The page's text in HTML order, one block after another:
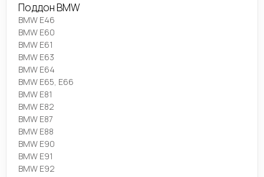
Поддон BMW
BMW E46
BMW E60
BMW E61
BMW E63
BMW E64
BMW E65, E66
BMW E81
BMW E82
BMW E87
BMW E88
BMW E90
BMW E91
BMW E92